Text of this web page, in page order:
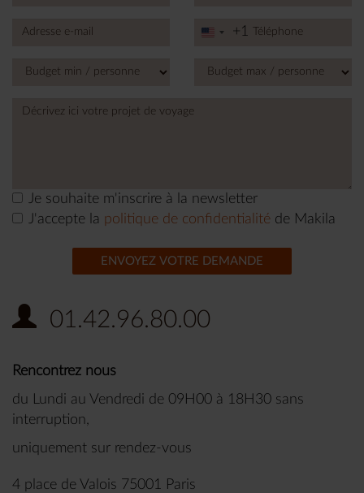
United
+1
+1
Je souhaite m'inscrire à la newsletter
J'accepte la politique de confidentialité de Makila
ENVOYEZ VOTRE DEMANDE
01.42.96.80.00
Rencontrez nous
du Lundi au Vendredi de 09H00 à 18H30 sans
interruption,
uniquement sur rendez-vous
4 place de Valois 75001 Paris